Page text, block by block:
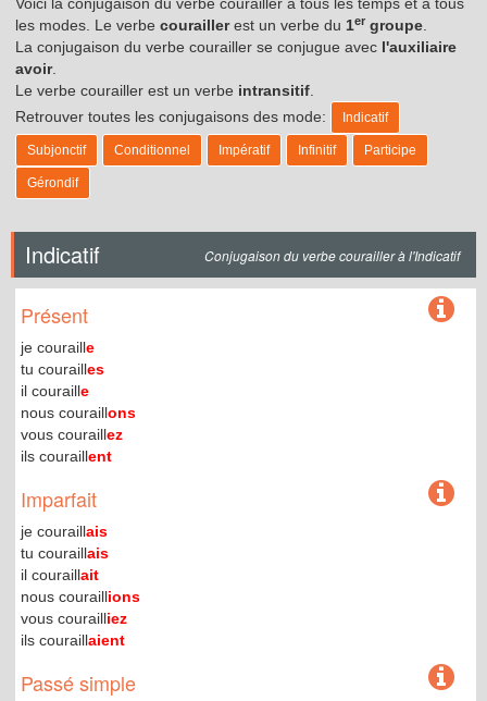
les modes. Le verbe couraillerest un verbe du 1er groupe
La conjugaison du verbe courailler se conjugue avec l'auxiliaire
avoir.
Le verbe courailler est un verbe intransitif
Retrouver toutes les conjugaisons des mode:
Indicatif
Subjonctif Conditionnel Impératif Infinitif Participe
Gérondif
Indicatif Conjugaison du verbe courailler à l'Indicatif
Présent
je couraille
tu courailles
il couraille
nous couraillons
vous couraillez
ils couraillent
Imparfait
je couraillais
tu couraillais
il couraillait
nous couraillions
vous courailliez
ils couraillaient
Passé simple